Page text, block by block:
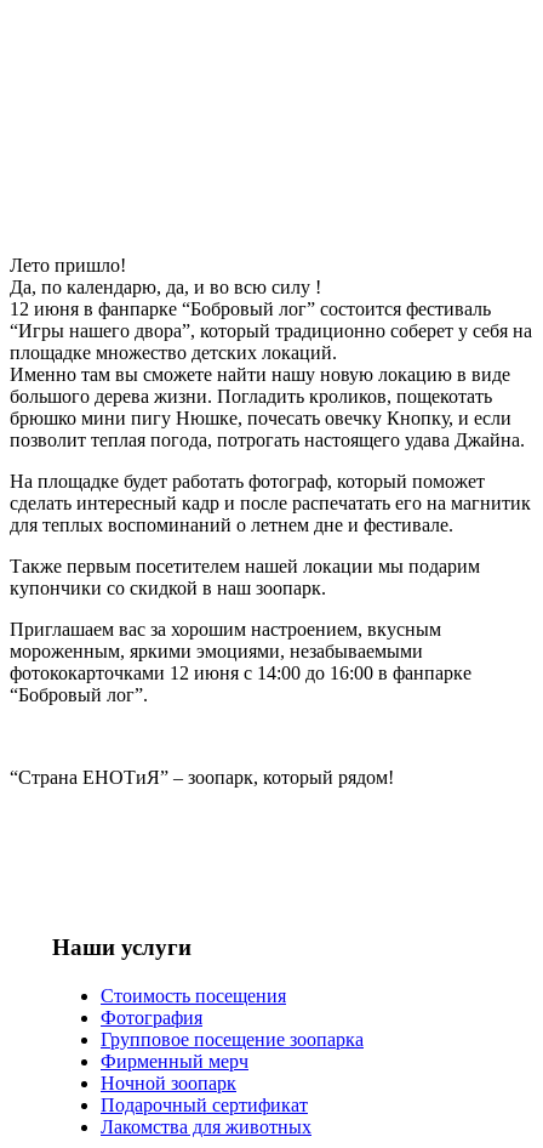
Лето пришло!
Да, по календарю, да, и во всю силу !
12 июня в фанпарке “Бобровый лог” состоится фестиваль
“Игры нашего двора”, который традиционно соберет у себя на
площадке множество детских локаций.
Именно там вы сможете найти нашу новую локацию в виде
большого дерева жизни. Погладить кроликов, пощекотать
брюшко мини пигу Нюшке, почесать овечку Кнопку, и если
позволит теплая погода, потрогать настоящего удава Джайна.
На площадке будет работать фотограф, который поможет
сделать интересный кадр и после распечатать его на магнитик
для теплых воспоминаний о летнем дне и фестивале.
Также первым посетителем нашей локации мы подарим
купончики со скидкой в наш зоопарк.
Приглашаем вас за хорошим настроением, вкусным
мороженным, яркими эмоциями, незабываемыми
фотококарточками 12 июня с 14:00 до 16:00 в фанпарке
“Бобровый лог”.
“Страна ЕНОТиЯ” – зоопарк, который рядом!
Наши услуги
Стоимость посещения
Фотография
Групповое посещение зоопарка
Фирменный мерч
Ночной зоопарк
Подарочный сертификат
Лакомства для животных